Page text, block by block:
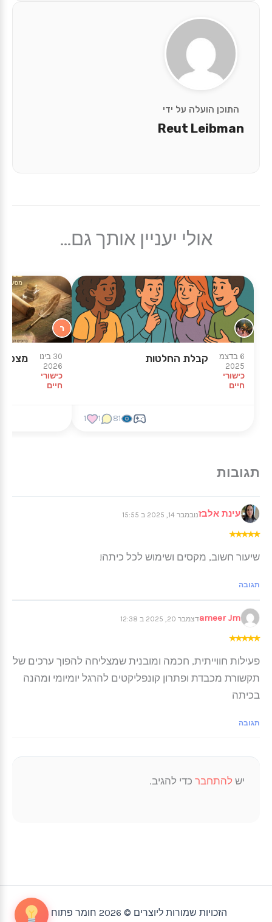
התוכן הועלה על ידי
Reut Leibman
אולי יעניין אותך גם...
6 בדצמ
2025
כישורי
חיים
קבלת החלטות
81
1
1
ר
30 בינו
2026
כישורי
חיים
מצפן
עינת אלבזנובמבר 14, 2025 ב 15:55
★
★
★
★
★
שיעור חשוב, מקסים ושימוש לכל כיתה!
תגובה
ameer Jmדצמבר 20, 2025 ב 12:38
★
★
★
★
★
פעילות חווייתית, חכמה ומובנית שמצליחה להפוך ערכים של
תקשורת מכבדת ופתרון קונפליקטים להרגל יומיומי ומהנה
בכיתה
תגובה
יש להתחבר כדי להגיב.
הזכויות שמורות ליוצרים © 2026 חומר פתוח |